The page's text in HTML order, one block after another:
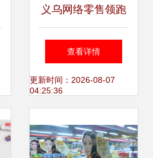
义乌网络零售领跑
全省 695.57亿元背
后的日用百货经济
查看详情
更新时间：2026-08-07
04:25:36